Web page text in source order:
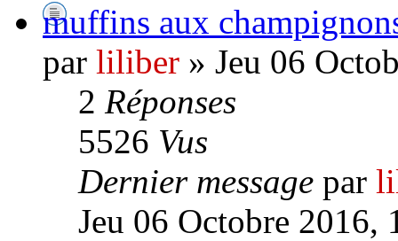
muffins aux
par liliber » Jeu 06
2 Réponses
5526 Vus
Dernier message par
Jeu 06 Octobre 2016,